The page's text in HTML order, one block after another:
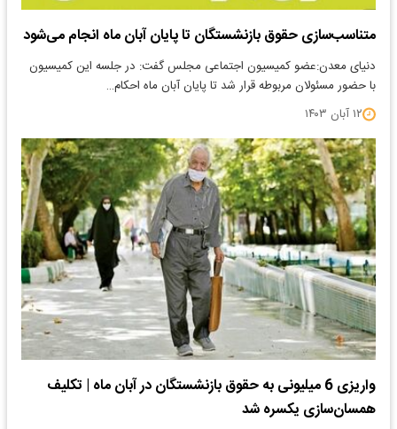
متناسب‌سازی حقوق بازنشستگان تا پایان آبان ماه انجام می‌شود
دنیای معدن:عضو کمیسیون اجتماعی مجلس گفت: در جلسه این کمیسیون
با حضور مسئولان مربوطه قرار شد تا پایان آبان ماه احکام…
۱۲ آبان ۱۴۰۳
واریزی 6 میلیونی به حقوق بازنشستگان در آبان ماه | تکلیف
همسان‌سازی یکسره شد